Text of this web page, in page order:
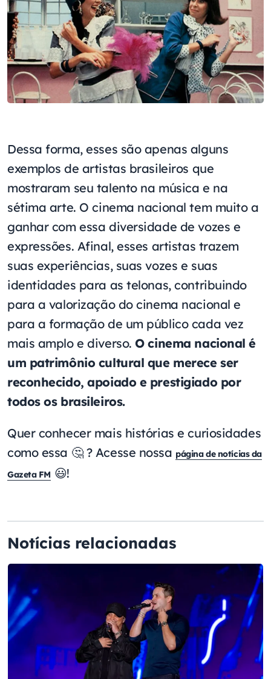
Dessa forma, esses são apenas alguns
exemplos de artistas brasileiros que
mostraram seu talento na música e na
sétima arte. O cinema nacional tem muito a
ganhar com essa diversidade de vozes e
expressões. Afinal, esses artistas trazem
suas experiências, suas vozes e suas
identidades para as telonas, contribuindo
para a valorização do cinema nacional e
para a formação de um público cada vez
mais amplo e diverso. O cinema nacional é
um patrimônio cultural que merece ser
reconhecido, apoiado e prestigiado por
todos os brasileiros.
Quer conhecer mais histórias e curiosidades
como essa 🤔 ? Acesse nossa página de notícias da
Gazeta FM 😃!
Notícias relacionadas